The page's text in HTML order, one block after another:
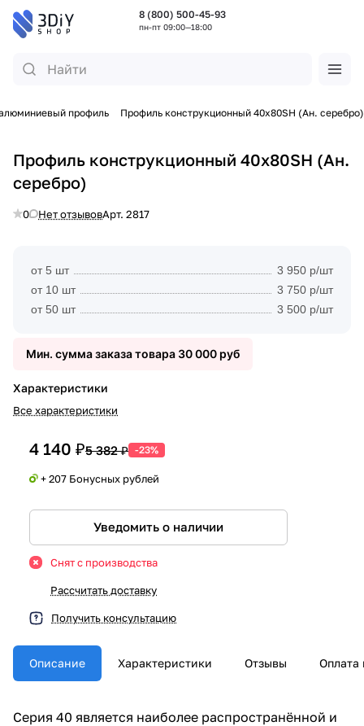
8 (800) 500-45-93
пн-пт 09:00—18:00
профиль Профиль конструкционный 40х80SH (Ан. серебро)
Профиль конструкционный 40х80SH (Ан.
серебро)
0 Нет отзывовАрт. 2817
от 5 шт
3 950 р/шт
от 10 шт
3 750 р/шт
от 50 шт
3 500 р/шт
Мин. сумма заказа товара 30 000 руб
Характеристики
Все характеристики
4 140 ₽5 382 ₽ -23%
+ 207 Бонусных рублей
Уведомить о наличии
Снят с производства
Рассчитать доставку
Получить консультацию
Описание Характеристики Отзывы Оплата
Серия 40 является наиболее распространённой и